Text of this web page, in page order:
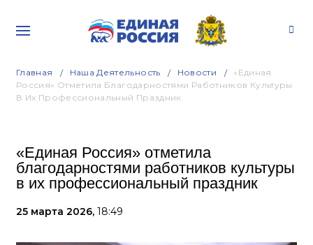
Главная Наша Деятельность Новости
«Единая
Россия» Отметила Благодарностями Работников Культуры
В Их Профессиональный Праздник
«Единая Россия» отметила
благодарностями работников культуры
в их профессиональный праздник
25 марта 2026, 18:49